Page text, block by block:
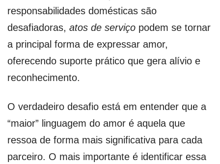
responsabilidades domésticas são
desafiadoras, atos de serviço podem se tornar
a principal forma de expressar amor,
oferecendo suporte prático que gera alívio e
reconhecimento.
O verdadeiro desafio está em entender que a
“maior” linguagem do amor é aquela que
ressoa de forma mais significativa para cada
parceiro. O mais importante é identificar essa